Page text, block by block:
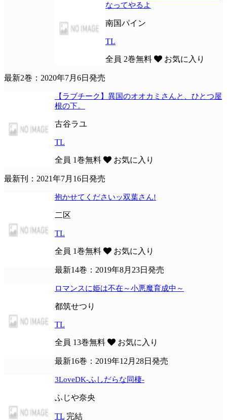
なってやるよ
南国パイン
TL
全員 2巻無料 お気に入り
最新2巻：2020年7月6日発売
【ラブチーク】異国のオオカミさんと、ひとつ屋
根の下。
古谷ラユ
TL
全員 1巻無料 お気に入り
最新刊：2021年7月16日発売
抱かせてくださいッ双葉さん!
二区
TL
全員 1巻無料 お気に入り
最新14巻：2019年8月23日発売
ロマンスに姫は不在～小悪魔育成中～
都筑せつり
TL
全員 13巻無料 お気に入り
最新16巻：2019年12月28日発売
3LoveDK-ふしだらな同棲-
ふじや奈央
TL 完結